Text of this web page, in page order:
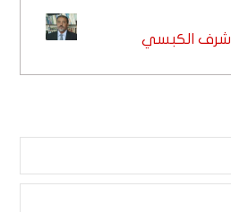
أشرف الكبسي